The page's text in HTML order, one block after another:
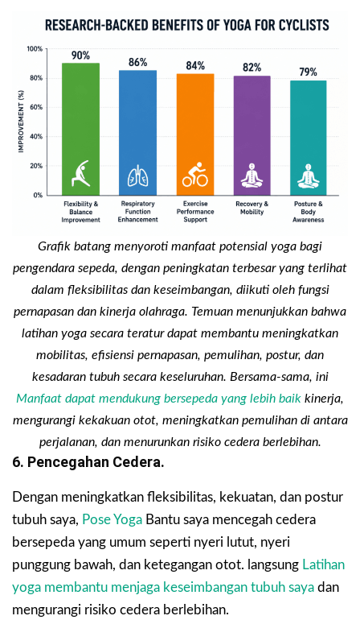
Grafik batang menyoroti manfaat potensial yoga bagi
pengendara sepeda, dengan peningkatan terbesar yang terlihat
dalam fleksibilitas dan keseimbangan, diikuti oleh fungsi
pernapasan dan kinerja olahraga. Temuan menunjukkan bahwa
latihan yoga secara teratur dapat membantu meningkatkan
mobilitas, efisiensi pernapasan, pemulihan, postur, dan
kesadaran tubuh secara keseluruhan. Bersama-sama, ini
Manfaat dapat mendukung bersepeda yang lebih baik kinerja,
mengurangi kekakuan otot, meningkatkan pemulihan di antara
perjalanan, dan menurunkan risiko cedera berlebihan.
6. Pencegahan Cedera.
Dengan meningkatkan fleksibilitas, kekuatan, dan postur
tubuh saya, Pose Yoga Bantu saya mencegah cedera
bersepeda yang umum seperti nyeri lutut, nyeri
punggung bawah, dan ketegangan otot. langsung Latihan
yoga membantu menjaga keseimbangan tubuh saya dan
mengurangi risiko cedera berlebihan.